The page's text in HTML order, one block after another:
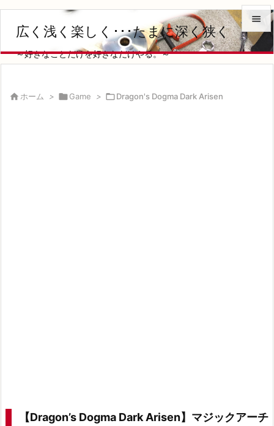
広く浅く楽しく･･･たまに深く狭く
～好きなことだけを好きなだけやる。～


 ホーム > Game > Dragon's Dogma Dark Arisen
【Dragon’s Dogma Dark Arisen】マジックアーチ